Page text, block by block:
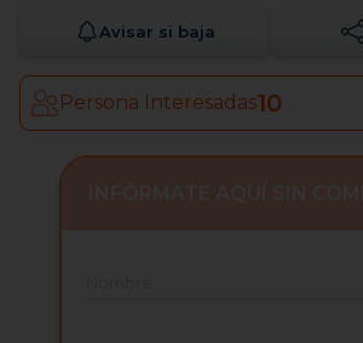
Avisar si baja
Persona Interesadas10